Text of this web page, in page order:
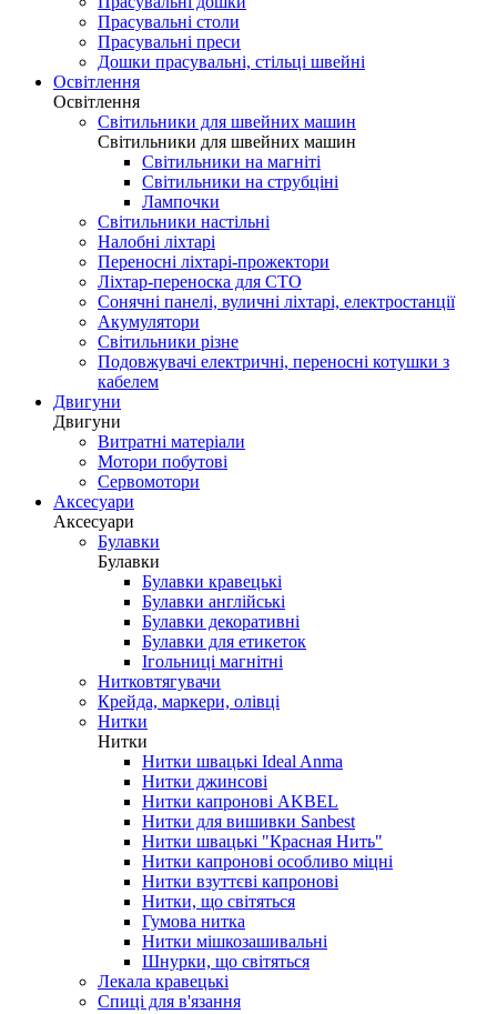
Прасувальні столи
Прасувальні преси
Дошки прасувальні, стільці швейні
Освітлення
Освітлення
Світильники для швейних машин
Світильники для швейних машин
Світильники на магніті
Світильники на струбціні
Лампочки
Світильники настільні
Налобні ліхтарі
Переносні ліхтарі-прожектори
Ліхтар-переноска для СТО
Сонячні панелі, вуличні ліхтарі, електростанції
Акумулятори
Світильники різне
Подовжувачі електричні, переносні котушки з
кабелем
Двигуни
Двигуни
Витратні матеріали
Мотори побутові
Сервомотори
Аксесуари
Аксесуари
Булавки
Булавки
Булавки кравецькі
Булавки англійські
Булавки декоративні
Булавки для етикеток
Ігольниці магнітні
Нитковтягувачи
Крейда, маркери, олівці
Нитки
Нитки
Нитки швацькі Ideal Anma
Нитки джинсові
Нитки капронові AKBEL
Нитки для вишивки Sanbest
Нитки швацькі "Красная Нить"
Нитки капронові особливо міцні
Нитки взуттєві капронові
Нитки, що світяться
Гумова нитка
Нитки мішкозашивальні
Шнурки, що світяться
Лекала кравецькі
Cпиці для в'язання